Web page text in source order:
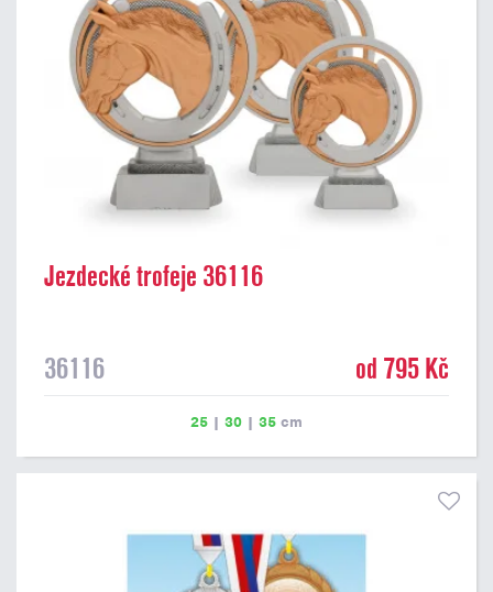
Jezdecké trofeje 36116
36116 od 795 Kč
25 | 30 | 35 cm